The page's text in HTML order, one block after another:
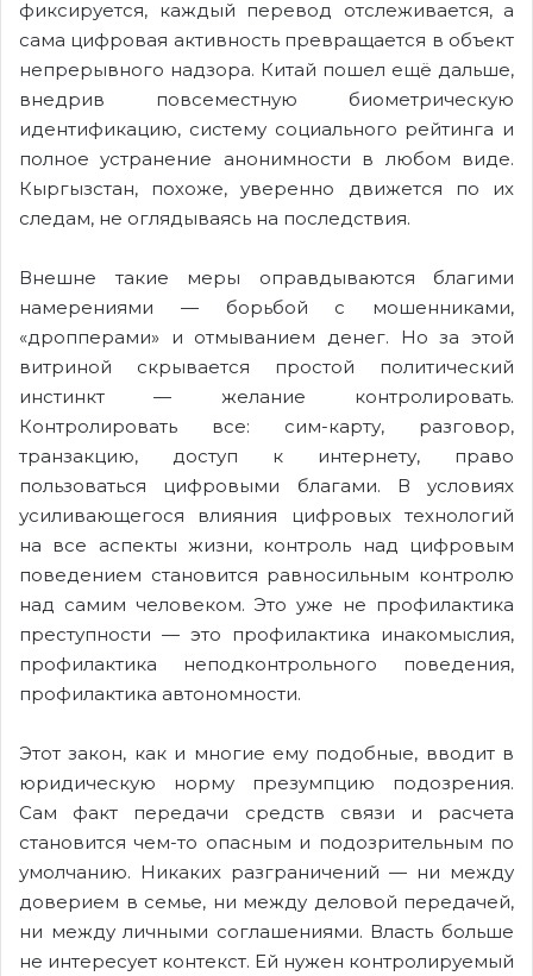
фиксируется, каждый перевод отслеживается, а
сама цифровая активность превращается в объект
непрерывного надзора. Китай пошел ещё дальше,
внедрив повсеместную биометрическую
идентификацию, систему социального рейтинга и
полное устранение анонимности в любом виде.
Кыргызстан, похоже, уверенно движется по их
следам, не оглядываясь на последствия.
Внешне такие меры оправдываются благими
намерениями — борьбой с мошенниками,
«дропперами» и отмыванием денег. Но за этой
витриной скрывается простой политический
инстинкт — желание контролировать.
Контролировать все: сим-карту, разговор,
транзакцию, доступ к интернету, право
пользоваться цифровыми благами. В условиях
усиливающегося влияния цифровых технологий
на все аспекты жизни, контроль над цифровым
поведением становится равносильным контролю
над самим человеком. Это уже не профилактика
преступности — это профилактика инакомыслия,
профилактика неподконтрольного поведения,
профилактика автономности.
Этот закон, как и многие ему подобные, вводит в
юридическую норму презумпцию подозрения.
Сам факт передачи средств связи и расчета
становится чем-то опасным и подозрительным по
умолчанию. Никаких разграничений — ни между
доверием в семье, ни между деловой передачей,
ни между личными соглашениями. Власть больше
не интересует контекст. Ей нужен контролируемый